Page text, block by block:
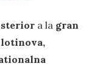
a la gran